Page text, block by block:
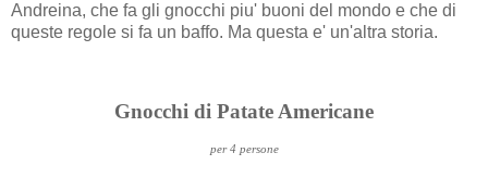
Andreina, che fa gli gnocchi piu' buoni del mondo e che di
queste regole si fa un baffo. Ma questa e' un'altra storia.
Gnocchi di Patate Americane
per 4 persone